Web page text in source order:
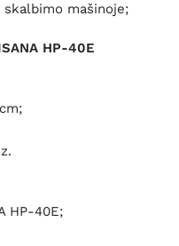
mašinoje;
HP-40E
HP-40E;